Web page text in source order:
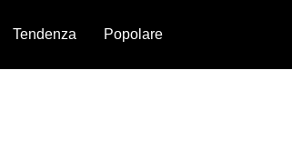
Tendenza Popolare